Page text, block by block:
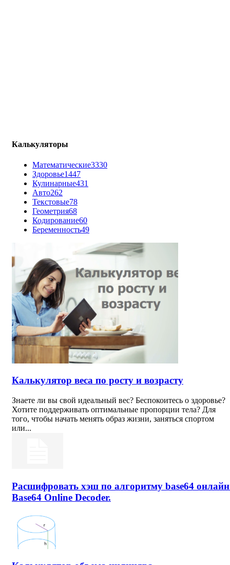
Калькуляторы
Математические3330
Здоровье1447
Кулинарные431
Авто262
Текстовые78
Геометрия68
Кодирование60
Беременность49
Калькулятор веса по росту и возрасту
Знаете ли вы свой идеальный вес? Беспокоитесь о здоровье?
Хотите поддерживать оптимальные пропорции тела? Для
того, чтобы начать менять образ жизни, заняться спортом
или...
Расшифровать хэш по алгоритму base64
Base64 Online Decoder.